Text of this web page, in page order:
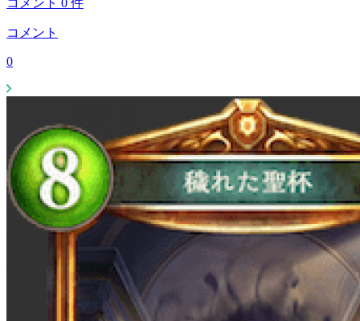
コメント
0